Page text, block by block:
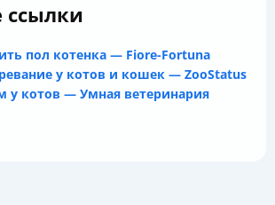
ссылки
пол котенка — Fiore-Fortuna
у котов и кошек — ZooStatus
у котов — Умная ветеринария